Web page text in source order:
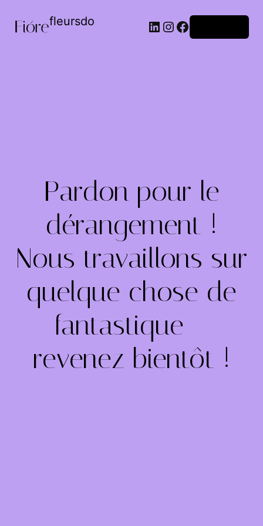
fleursdo
Pardon pour le
dérangement !
Nous travaillons sur
quelque chose de
fantastique –
revenez bientôt !